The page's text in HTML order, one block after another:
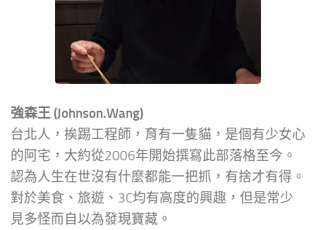
強森王 (Johnson.Wang)
台北人，挨踢工程師，育有一隻貓，是個有少女心
的阿宅，大約從2006年開始撰寫此部落格至今。
認為人生在世沒有什麼都能一把抓，有捨才有得。
對於美食、旅遊、3C均有高度的興趣，但是常少
見多怪而自以為發現寶藏。